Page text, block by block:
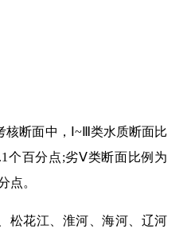
核断面中，Ⅰ~Ⅲ类水质断面比
个百分点;劣Ⅴ类断面比例为
点。
松花江、淮河、海河、辽河